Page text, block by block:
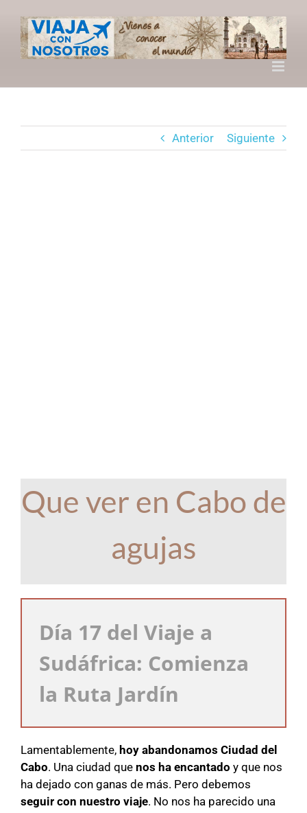
contenido
Anterior Siguiente
Que ver en Cabo de
agujas
Día 17 del Viaje a
Sudáfrica: Comienza
la Ruta Jardín
Lamentablemente, hoy abandonamos Ciudad del
Cabo. Una ciudad que nos ha encantado y que nos
ha dejado con ganas de más. Pero debemos
seguir con nuestro viaje. No nos ha parecido una